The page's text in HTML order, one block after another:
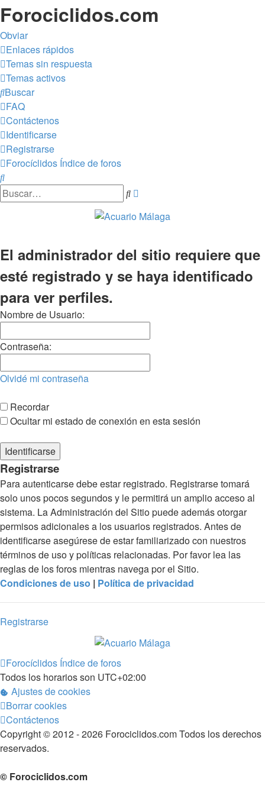
Forociclidos.com
Obviar
Enlaces rápidos
Temas sin respuesta
Temas activos
Buscar
FAQ
Contáctenos
Identificarse
Registrarse
Forocíclidos Índice de foros
Buscar
Buscar
El administrador del sitio requiere que
esté registrado y se haya identificado
para ver perfiles.
Nombre de Usuario:
Contraseña:
Olvidé mi contraseña
Recordar
Ocultar mi estado de conexión en esta sesión
Registrarse
Para autenticarse debe estar registrado. Registrarse tomará
solo unos pocos segundos y le permitirá un amplio acceso al
sistema. La Administración del Sitio puede además otorgar
permisos adicionales a los usuarios registrados. Antes de
identificarse asegúrese de estar familiarizado con nuestros
términos de uso y políticas relacionadas. Por favor lea las
reglas de los foros mientras navega por el Sitio.
Condiciones de uso | Política de privacidad
Registrarse
Forocíclidos Índice de foros
Todos los horarios son UTC+02:00
Ajustes de cookies
Borrar cookies
Contáctenos
Copyright © 2012 - 2026 Forociclidos.com Todos los derechos
reservados.
© Forociclidos.com